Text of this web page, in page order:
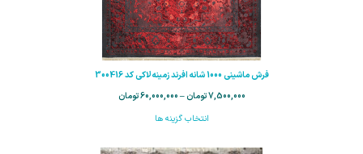
فرش ماشینی 1000 شانه افرند زمینه لاکی كد 300416
7,500,000تومان –
60,000,000تومان
انتخاب گزینه ها